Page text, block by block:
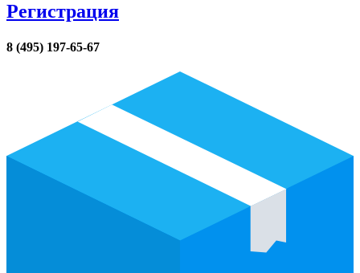
Регистрация
8 (495) 197-65-67